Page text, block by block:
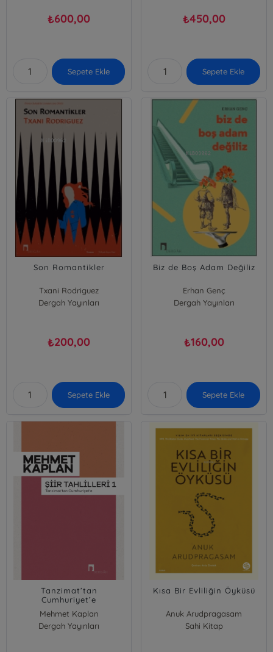
₺600,00
Sepete Ekle
₺450,00
Sepete Ekle
Son Romantikler
Txani Rodriguez
Dergah Yayınları
₺200,00
Sepete Ekle
Biz de Boş Adam Değiliz
Erhan Genç
Dergah Yayınları
₺160,00
Sepete Ekle
Tanzimat’tan
Cumhuriyet’e
Mehmet Kaplan
Dergah Yayınları
Kısa Bir Evliliğin Öyküsü
Anuk Arudpragasam
Sahi Kitap